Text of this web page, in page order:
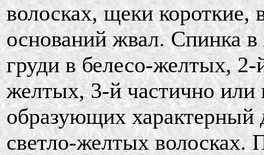
волосках, щеки
оснований жвал. Спинка
груди в белесо-желтых,
желтых, 3-й частично или
образующих характерный
светло-желтых волосках.